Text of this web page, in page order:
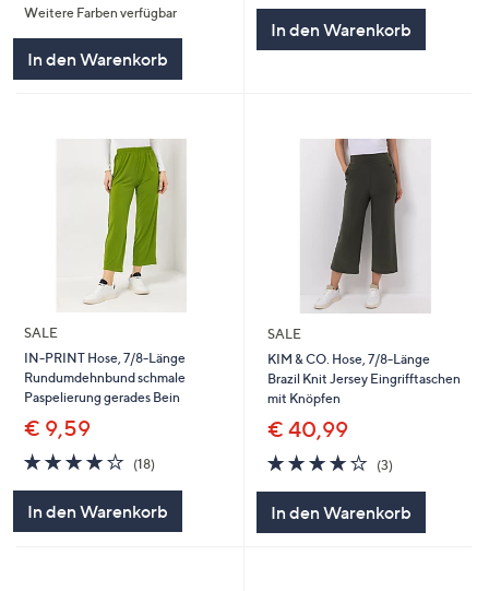
5
Weitere Farben verfügbar
In den Warenkorb
In den Warenkorb
SALE
IN-PRINT Hose, 7/8-Länge
Rundumdehnbund schmale
Paspelierung gerades Bein
€ 9,59
3.8
von
5
(18)
In den Warenkorb
SALE
KIM & CO. Hose, 7/8-Länge
Brazil Knit Jersey Eingrifftaschen
mit Knöpfen
€ 40,99
3.7
von
5
(3)
In den Warenkorb